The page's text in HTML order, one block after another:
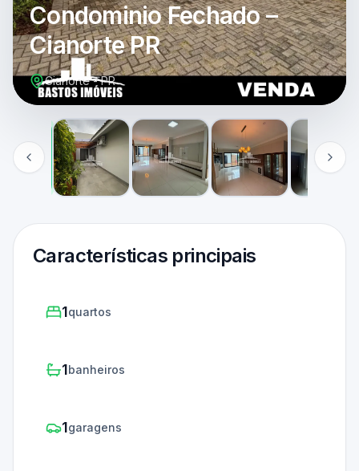
Condominio Fechado –
Cianorte PR
Cianorte - PR
Características principais
1quartos
1banheiros
1garagens